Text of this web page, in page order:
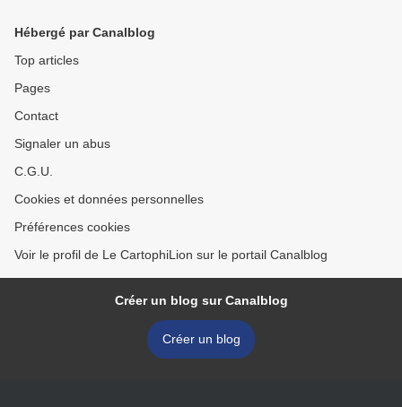
Hébergé par Canalblog
Top articles
Pages
Contact
Signaler un abus
C.G.U.
Cookies et données personnelles
Préférences cookies
Voir le profil de Le CartophiLion sur le portail Canalblog
Créer un blog sur Canalblog
Créer un blog